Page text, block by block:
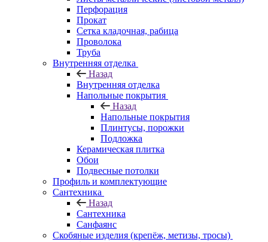
Перфорация
Прокат
Сетка кладочная, рабица
Проволока
Труба
Внутренняя отделка
Назад
Внутренняя отделка
Напольные покрытия
Назад
Напольные покрытия
Плинтусы, порожки
Подложка
Керамическая плитка
Обои
Подвесные потолки
Профиль и комплектующие
Сантехника
Назад
Сантехника
Санфаянс
Скобяные изделия (крепёж, метизы, тросы)